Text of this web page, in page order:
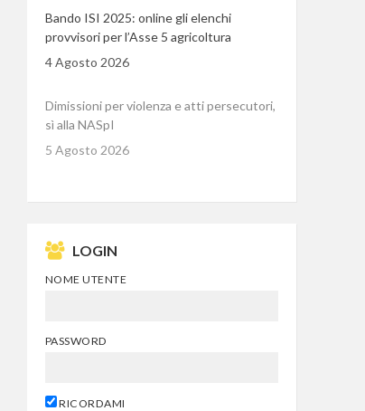
Bando ISI 2025: online gli elenchi
provvisori per l’Asse 5 agricoltura
4 Agosto 2026
Dimissioni per violenza e atti persecutori,
sì alla NASpI
5 Agosto 2026
LOGIN
NOME UTENTE
PASSWORD
RICORDAMI